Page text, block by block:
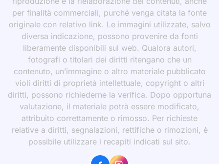
per finalità commerciali, purché venga citata la fonte
originale con relativo link. Le immagini utilizzate, salvo
diversa indicazione, possono provenire da fonti
liberamente disponibili sul web. Qualora autori,
fotografi o titolari dei diritti ritengano che un
contenuto, un’immagine o altro materiale pubblicato
violi diritti di proprietà intellettuale, copyright o altri
diritti, possono richiederne la verifica. Dopo opportuna
valutazione, il materiale potrà essere modificato,
attribuito correttamente o rimosso. Per richieste
relative a diritti, segnalazioni, rettifiche o rimozioni, è
possibile utilizzare i recapiti indicati sul sito.